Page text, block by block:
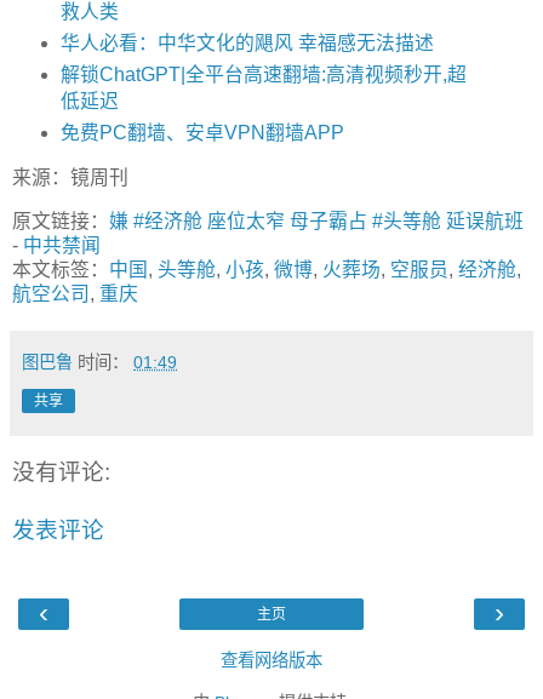
救人类
华人必看：中华文化的飓风 幸福感无法描述
解锁ChatGPT|全平台高速翻墙:高清视频秒开,超
低延迟
免费PC翻墙、安卓VPN翻墙APP
来源：镜周刊
原文链接： 嫌 #经济舱 座位太窄 母子霸占 #头等舱 延误航班
- 中共禁闻
本文标签： 中国 , 头等舱, 小孩, 微博, 火葬场, 空服员, 经济舱,
航空公司 , 重庆
图巴鲁 时间： 01:49
共享
没有评论:
发表评论
‹ ›
主页
查看网络版本